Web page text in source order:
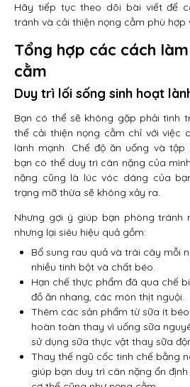
Hãy tiếp tục theo dõi bài viết để
tránh và cải thiện nọng cằm phù hợp
Tổng hợp các cách
cằm
Duy trì lối sống sinh hoạt
Bạn có thể sẽ không gặp phải tình
thể cải thiện nọng cằm chỉ với việc
lành mạnh. Chế độ ăn uống và
bạn có thể duy trì cân nặng của
nặng cũng là lúc vóc dáng của
trạng mỡ thừa sẽ không xảy ra.
Nhưng gợi ý giúp bạn phòng tránh
nhưng lại siêu hiệu quả gồm:
Bổ sung rau quả và trái cây mỗi
nhiều tinh bột và chất béo.
Hạn chế thực phẩm đã qua chế
đồ ăn nhang, các món thịt nguội.
Thêm các sản phẩm từ sữa ít
hoàn toàn thay vì uống sữa
sử dụng sữa thực vật thay sữa
Thay thế ngũ cốc tinh chế bằng
giúp bạn duy trì cân nặng ổn